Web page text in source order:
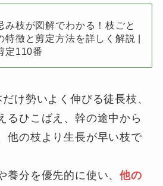
み枝が図解でわかる！枝ごと
特徴と剪定方法を詳しく解説 |
定110番
け勢いよく伸びる徒長枝、
るひこばえ、幹の途中から
他の枝より生長が早い枝で
養分を優先的に使い、他の